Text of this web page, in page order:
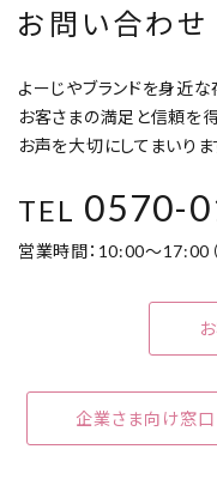
お問い合わせ
よーじやブランドを身近な
お客さまの満足と信頼を
お声を大切にしてまいりま
TEL 0570-
営業時間：10:00～17:00
企業さま向け窓口